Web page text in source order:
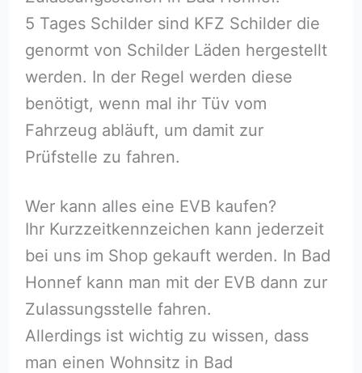
5 Tages Schilder sind KFZ Schilder die
genormt von Schilder Läden hergestellt
werden. In der Regel werden diese
benötigt, wenn mal ihr Tüv vom
Fahrzeug abläuft, um damit zur
Prüfstelle zu fahren.
Wer kann alles eine EVB kaufen?
Ihr Kurzzeitkennzeichen kann jederzeit
bei uns im Shop gekauft werden. In Bad
Honnef kann man mit der EVB dann zur
Zulassungsstelle fahren.
Allerdings ist wichtig zu wissen, dass
man einen Wohnsitz in Bad